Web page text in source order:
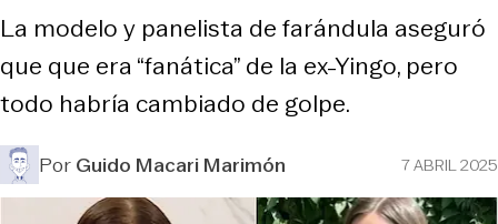
La modelo y panelista de farándula aseguró
que que era “fanática” de la ex-Yingo, pero
todo habría cambiado de golpe.
PorGuido Macari Marimón 7 ABRIL 2025